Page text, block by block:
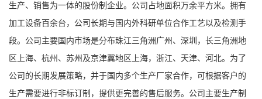
生产、销售为一体的股份制企业。公司占地面积万余平方米。拥有
加工设备百余台，公司长期与国内外科研单位合作工艺以及检测手
段。公司主要国内市场是分布珠江三角洲广州、深圳，长三角洲地
区上海、杭州、苏州及京津冀地区上海，浙江、天津、河北。为了
公司的长期发展策略，并于国内多个生产厂家合作，可根据客户的
生产需要进行非标订制，提供更完善的售后服务。公司主要生产制